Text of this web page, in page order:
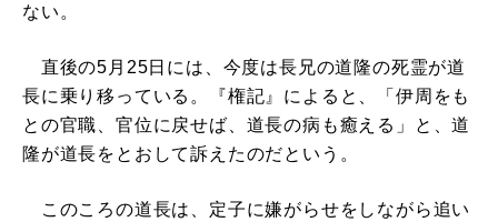
ない。
直後の5月25日には、今度は長兄の道隆の死霊が道
長に乗り移っている。『権記』によると、「伊周をも
との官職、官位に戻せば、道長の病も癒える」と、道
隆が道長をとおして訴えたのだという。
このころの道長は、定子に嫌がらせをしながら追い